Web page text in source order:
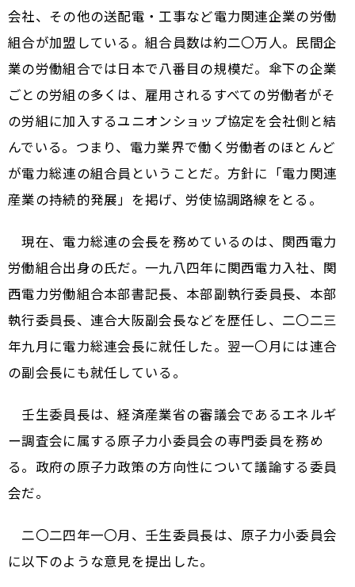
会社、その他の送配電・工事など電力関連企業の労働
組合が加盟している。組合員数は約二〇万人。民間企
業の労働組合では日本で八番目の規模だ。傘下の企業
ごとの労組の多くは、雇用されるすべての労働者がそ
の労組に加入するユニオンショップ協定を会社側と結
んでいる。つまり、電力業界で働く労働者のほとんど
が電力総連の組合員ということだ。方針に「電力関連
産業の持続的発展」を掲げ、労使協調路線をとる。
現在、電力総連の会長を務めているのは、関西電力
労働組合出身の氏だ。一九八四年に関西電力入社、関
西電力労働組合本部書記長、本部副執行委員長、本部
執行委員長、連合大阪副会長などを歴任し、二〇二三
年九月に電力総連会長に就任した。翌一〇月には連合
の副会長にも就任している。
壬生委員長は、経済産業省の審議会であるエネルギ
ー調査会に属する原子力小委員会の専門委員を務め
る。政府の原子力政策の方向性について議論する委員
会だ。
二〇二四年一〇月、壬生委員長は、原子力小委員会
に以下のような意見を提出した。